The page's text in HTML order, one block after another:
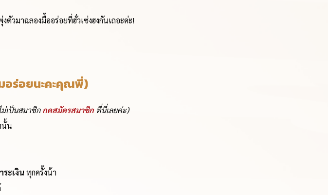
วมาฉลองมื้ออร่อยที่ฮั่วเซ่งฮงกันเถอะค่ะ!
อร่อยนะคะคุณพี่)
ม่เป็นสมาชิกกดสมัครสมาชิกที่นี่เลยค่ะ)
นั้น
ะเงิน ทุกครั้งน้า